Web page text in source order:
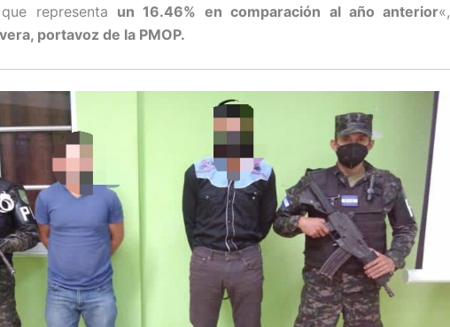
representa un 16.46% en comparación al año anterior«,
portavoz de la PMOP.